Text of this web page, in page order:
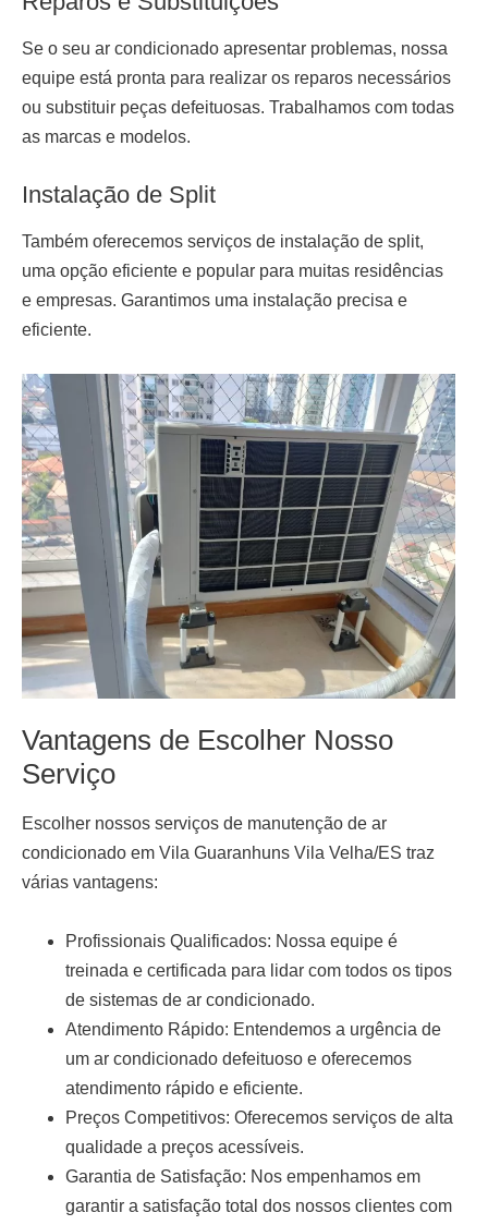
Se o seu ar condicionado apresentar problemas, nossa
equipe está pronta para realizar os reparos necessários
ou substituir peças defeituosas. Trabalhamos com todas
as marcas e modelos.
Instalação de Split
Também oferecemos serviços de instalação de split,
uma opção eficiente e popular para muitas residências
e empresas. Garantimos uma instalação precisa e
eficiente.
Vantagens de Escolher Nosso
Serviço
Escolher nossos serviços de manutenção de ar
condicionado em Vila Guaranhuns Vila Velha/ES traz
várias vantagens:
Profissionais Qualificados: Nossa equipe é
treinada e certificada para lidar com todos os tipos
de sistemas de ar condicionado.
Atendimento Rápido: Entendemos a urgência de
um ar condicionado defeituoso e oferecemos
atendimento rápido e eficiente.
Preços Competitivos: Oferecemos serviços de alta
qualidade a preços acessíveis.
Garantia de Satisfação: Nos empenhamos em
garantir a satisfação total dos nossos clientes com